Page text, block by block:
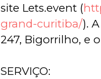
site Lets.event (
grand-curitiba/).
247, Bigorrilho, e
SERVIÇO: